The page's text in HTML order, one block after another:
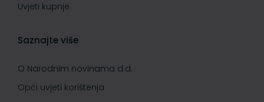
Uvjeti kupnje
Saznajte više
O Narodnim novinama d.d.
Opći uvjeti korištenja